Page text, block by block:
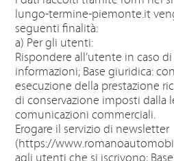
lungo-termine-piemonte.it
seguenti finalità:
a) Per gli utenti:
Rispondere all’utente in caso
informazioni; Base giuridica:
esecuzione della prestazione
di conservazione imposti dalla
comunicazioni commerciali.
Erogare il servizio di newsletter
(https://
agli utenti che si iscrivono;